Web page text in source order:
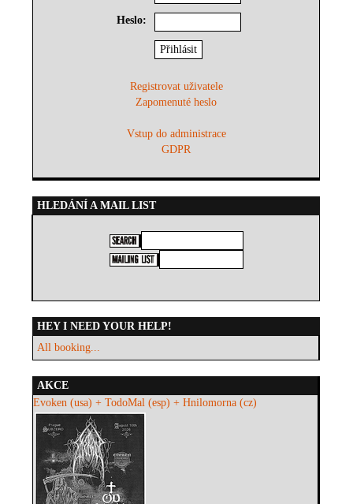
Heslo:
Registrovat uživatele
Zapomenuté heslo
Vstup do administrace
GDPR
HLEDÁNÍ A MAIL LIST
HEY I NEED YOUR HELP!
All booking...
AKCE
Evoken (usa) + TodoMal (esp) + Hnilomorna (cz)